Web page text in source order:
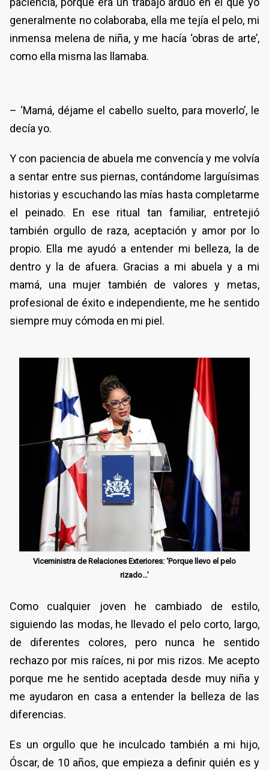
generalmente no colaboraba, ella me tejía el pelo, mi
inmensa melena de niña, y me hacía ‘obras de arte’,
como ella misma las llamaba.
– ‘Mamá, déjame el cabello suelto, para moverlo’, le
decía yo.
Y con paciencia de abuela me convencía y me volvía
a sentar entre sus piernas, contándome larguísimas
historias y escuchando las mías hasta completarme
el peinado. En ese ritual tan familiar, entretejió
también orgullo de raza, aceptación y amor por lo
propio. Ella me ayudó a entender mi belleza, la de
dentro y la de afuera. Gracias a mi abuela y a mi
mamá, una mujer también de valores y metas,
profesional de éxito e independiente, me he sentido
siempre muy cómoda en mi piel.
Viceministra de Relaciones Exteriores: ‘Porque llevo el pelo
rizado…’
Como cualquier joven he cambiado de estilo,
siguiendo las modas, he llevado el pelo corto, largo,
de diferentes colores, pero nunca he sentido
rechazo por mis raíces, ni por mis rizos. Me acepto
porque me he sentido aceptada desde muy niña y
me ayudaron en casa a entender la belleza de las
diferencias.
Es un orgullo que he inculcado también a mi hijo,
Óscar, de 10 años, que empieza a definir quién es y